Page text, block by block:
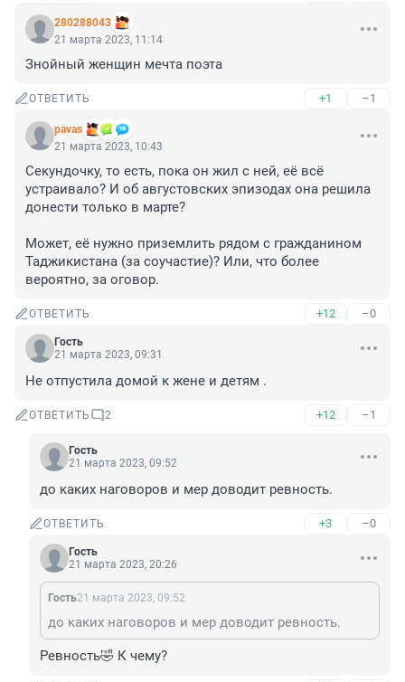
280288043
21 марта 2023, 11:14
Знойный женщин мечта поэта
ОТВЕТИТЬ +1 –1
pavas
21 марта 2023, 10:43
Секундочку, то есть, пока он жил с ней, её всё
устраивало? И об августовских эпизодах она решила
донести только в марте?
Может, её нужно приземлить рядом с гражданином
Таджикистана (за соучастие)? Или, что более
вероятно, за оговор.
ОТВЕТИТЬ +12 –0
Гость
21 марта 2023, 09:31
Не отпустила домой к жене и детям .
ОТВЕТИТЬ 2 +12 –1
Гость
21 марта 2023, 09:52
до каких наговоров и мер доводит ревность.
ОТВЕТИТЬ +3 –0
Гость
21 марта 2023, 20:26
Гость21 марта 2023, 09:52
до каких наговоров и мер доводит ревность.
Ревность🤣 К чему?